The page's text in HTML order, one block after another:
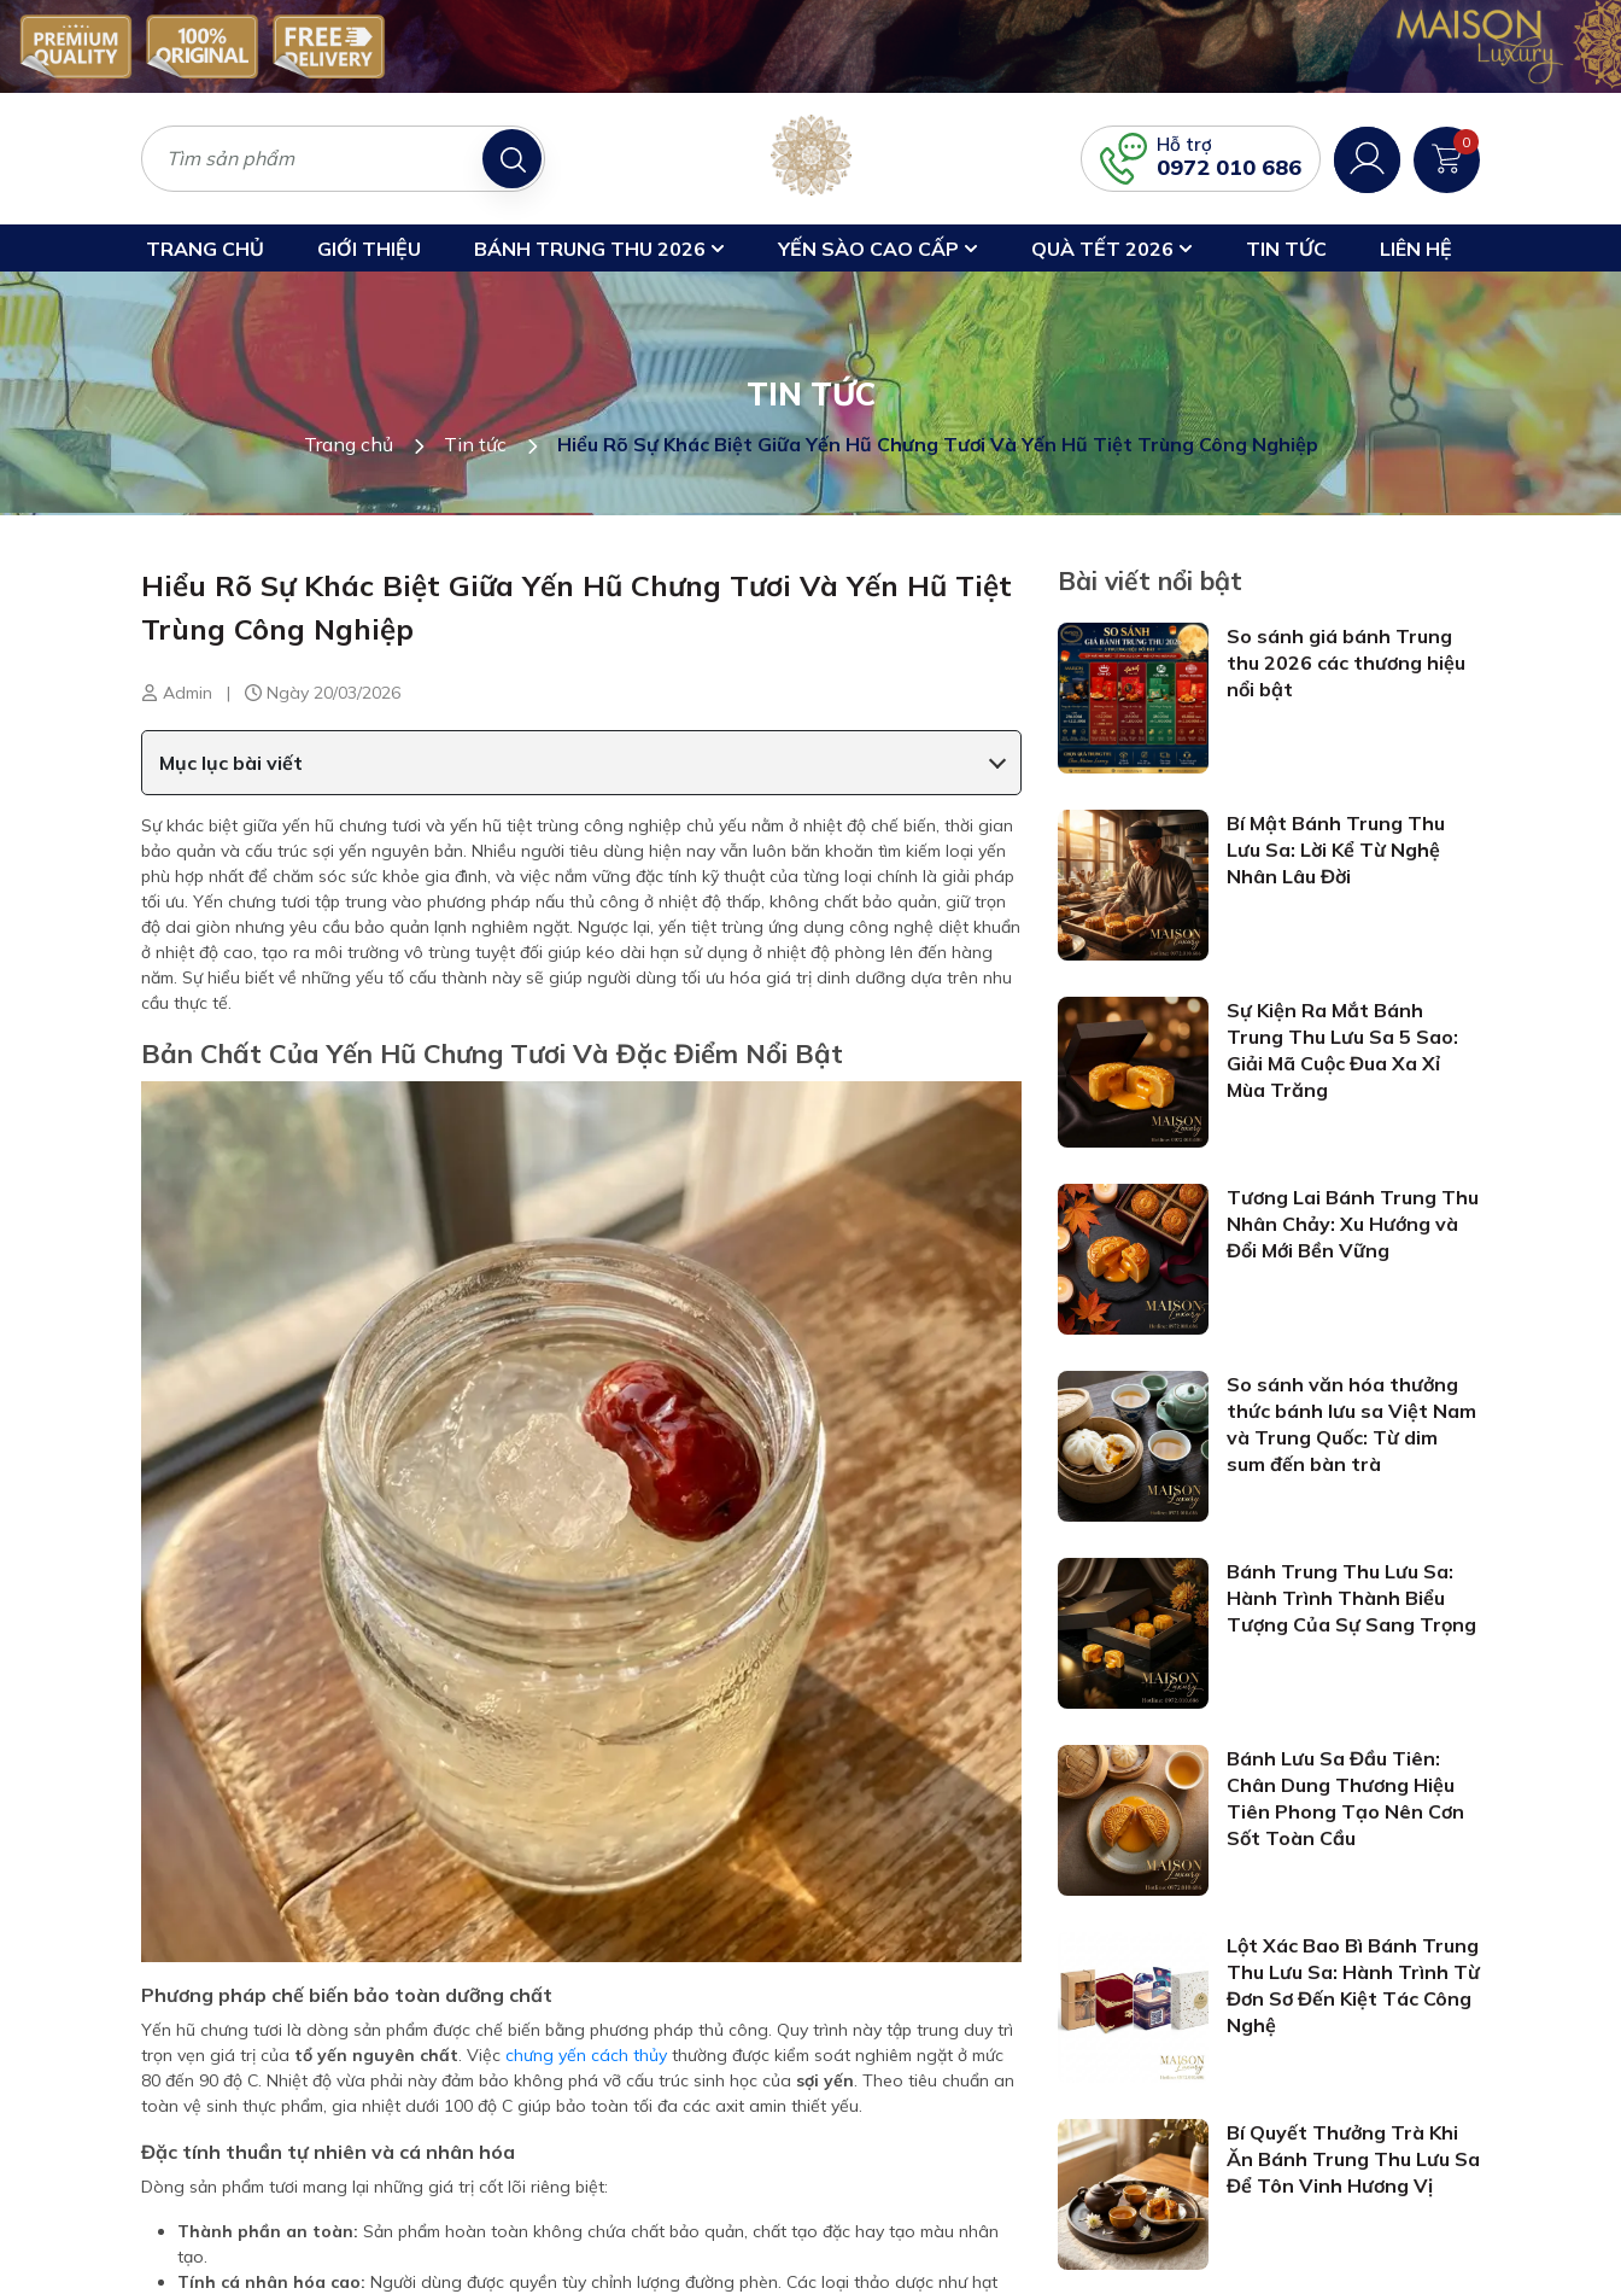
Hỗ trợ
0972 010 686
0
TRANG CHỦ GIỚI THIỆU BÁNH TRUNG THU 2026 YẾN SÀO CAO CẤP QUÀ TẾT 2026 TIN TỨC LIÊN HỆ
TIN TỨC
Trang chủ Tin tức Hiểu Rõ Sự Khác Biệt Giữa Yến Hũ Chưng Tươi Và Yến Hũ Tiệt Trùng Công Nghiệp
Hiểu Rõ Sự Khác Biệt Giữa Yến Hũ Chưng Tươi Và Yến Hũ Tiệt
Trùng Công Nghiệp
Admin | Ngày 20/03/2026
Mục lục bài viết
Sự khác biệt giữa yến hũ chưng tươi và yến hũ tiệt trùng công nghiệp chủ yếu nằm ở nhiệt độ chế biến, thời gian
bảo quản và cấu trúc sợi yến nguyên bản. Nhiều người tiêu dùng hiện nay vẫn luôn băn khoăn tìm kiếm loại yến
phù hợp nhất để chăm sóc sức khỏe gia đình, và việc nắm vững đặc tính kỹ thuật của từng loại chính là giải pháp
tối ưu. Yến chưng tươi tập trung vào phương pháp nấu thủ công ở nhiệt độ thấp, không chất bảo quản, giữ trọn
độ dai giòn nhưng yêu cầu bảo quản lạnh nghiêm ngặt. Ngược lại, yến tiệt trùng ứng dụng công nghệ diệt khuẩn
ở nhiệt độ cao, tạo ra môi trường vô trùng tuyệt đối giúp kéo dài hạn sử dụng ở nhiệt độ phòng lên đến hàng
năm. Sự hiểu biết về những yếu tố cấu thành này sẽ giúp người dùng tối ưu hóa giá trị dinh dưỡng dựa trên nhu
cầu thực tế.
Bản Chất Của Yến Hũ Chưng Tươi Và Đặc Điểm Nổi Bật
Phương pháp chế biến bảo toàn dưỡng chất
Yến hũ chưng tươi là dòng sản phẩm được chế biến bằng phương pháp thủ công. Quy trình này tập trung duy trì
trọn vẹn giá trị của tổ yến nguyên chất. Việc chưng yến cách thủy thường được kiểm soát nghiêm ngặt ở mức
80 đến 90 độ C. Nhiệt độ vừa phải này đảm bảo không phá vỡ cấu trúc sinh học của sợi yến. Theo tiêu chuẩn an
toàn vệ sinh thực phẩm, gia nhiệt dưới 100 độ C giúp bảo toàn tối đa các axit amin thiết yếu.
Đặc tính thuần tự nhiên và cá nhân hóa
Dòng sản phẩm tươi mang lại những giá trị cốt lõi riêng biệt:
Thành phần an toàn: Sản phẩm hoàn toàn không chứa chất bảo quản, chất tạo đặc hay tạo màu nhân
tạo.
Tính cá nhân hóa cao: Người dùng được quyền tùy chỉnh lượng đường phèn. Các loại thảo dược như hạt
Bài viết nổi bật
So sánh giá bánh Trung
thu 2026 các thương hiệu
nổi bật
Bí Mật Bánh Trung Thu
Lưu Sa: Lời Kể Từ Nghệ
Nhân Lâu Đời
Sự Kiện Ra Mắt Bánh
Trung Thu Lưu Sa 5 Sao:
Giải Mã Cuộc Đua Xa Xỉ
Mùa Trăng
Tương Lai Bánh Trung Thu
Nhân Chảy: Xu Hướng và
Đổi Mới Bền Vững
So sánh văn hóa thưởng
thức bánh lưu sa Việt Nam
và Trung Quốc: Từ dim
sum đến bàn trà
Bánh Trung Thu Lưu Sa:
Hành Trình Thành Biểu
Tượng Của Sự Sang Trọng
Bánh Lưu Sa Đầu Tiên:
Chân Dung Thương Hiệu
Tiên Phong Tạo Nên Cơn
Sốt Toàn Cầu
Lột Xác Bao Bì Bánh Trung
Thu Lưu Sa: Hành Trình Từ
Đơn Sơ Đến Kiệt Tác Công
Nghệ
Bí Quyết Thưởng Trà Khi
Ăn Bánh Trung Thu Lưu Sa
Để Tôn Vinh Hương Vị